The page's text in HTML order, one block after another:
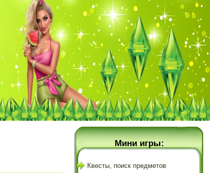
Мини игры:
Квесты, поиск предметов